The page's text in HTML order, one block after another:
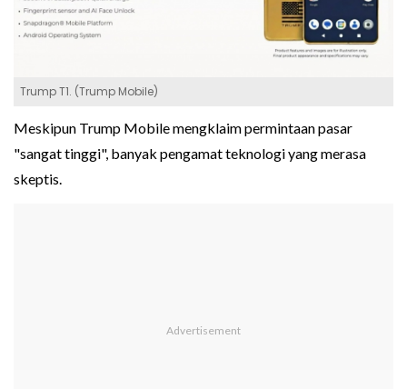
Trump T1. (Trump Mobile)
Meskipun Trump Mobile mengklaim permintaan pasar
"sangat tinggi", banyak pengamat teknologi yang merasa
skeptis.